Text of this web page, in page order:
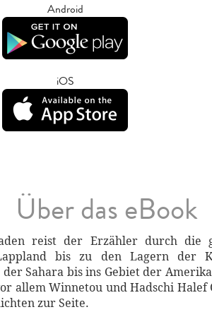
Android
iOS
Über das eBook
reist der Erzähler durch die
bis zu den Lagern der
Sahara bis ins Gebiet der
allem Winnetou und Hadschi Halef
zur Seite.